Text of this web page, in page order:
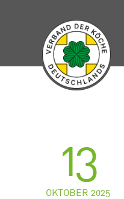
13
OKTOBER 2025